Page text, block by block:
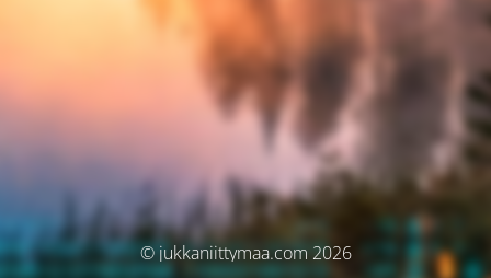
© jukkaniittymaa.com 2026